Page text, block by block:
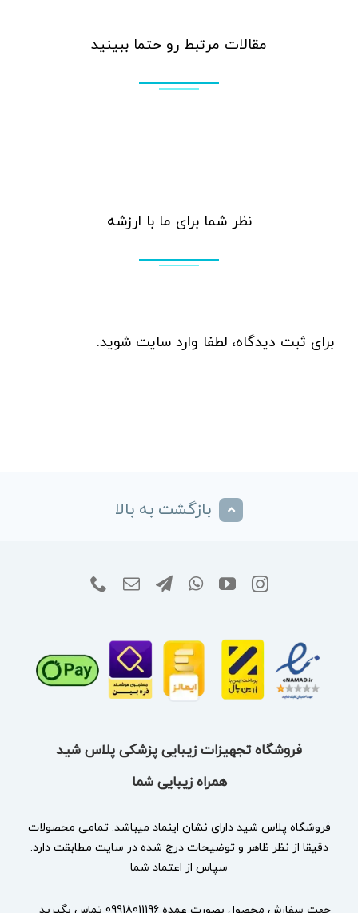
مقالات مرتبط رو حتما ببینید
نظر شما برای ما با ارزشه
برای ثبت دیدگاه، لطفا وارد سایت شوید.
بازگشت به بالا
فروشگاه تجهیزات زیبایی پزشکی پلاس شید
همراه زیبایی شما
فروشگاه پلاس شید دارای نشان اینماد میباشد. تمامی محصولات
دقیقا از نظر ظاهر و توضیحات درج شده در سایت مطابقت دارد.
سپاس از اعتماد شما